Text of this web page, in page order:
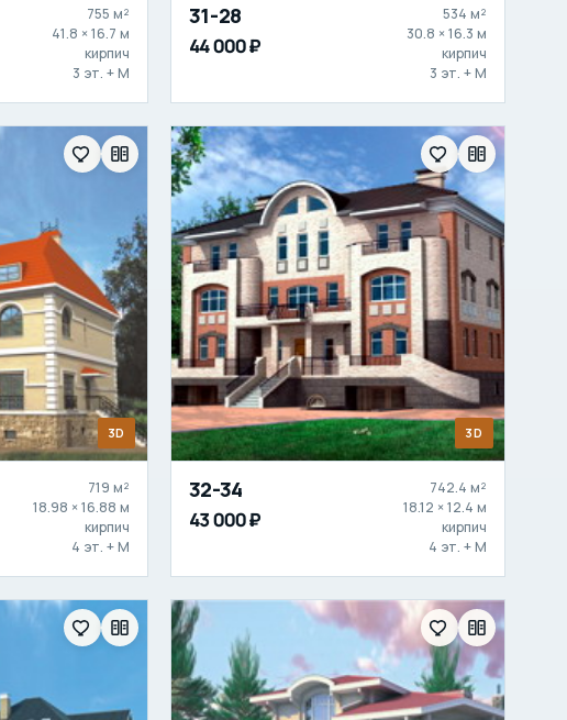
755 м²
41.8 × 16.7 м
кирпич
3 эт. + М
31-28
44 000 ₽
534 м²
30.8 × 16.3 м
кирпич
3 эт. + М
3D
719 м²
18.98 × 16.88 м
кирпич
4 эт. + М
3D
32-34
43 000 ₽
742.4 м²
18.12 × 12.4 м
кирпич
4 эт. + М